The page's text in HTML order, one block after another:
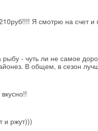
Я смотрю на счет
- чуть ли не самое
В общем, в сезон
и ржут)))